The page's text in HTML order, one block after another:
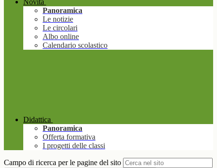
Novità
Panoramica
Le notizie
Le circolari
Albo online
Calendario scolastico
Didattica
Panoramica
Offerta formativa
I progetti delle classi
Campo di ricerca per le pagine del sito